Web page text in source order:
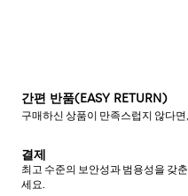
간편 반품(EASY RETURN)
구매하신 상품이 만족스럽지 않다
결제
최고 수준의 보안성과 범용성을 갖
세요.